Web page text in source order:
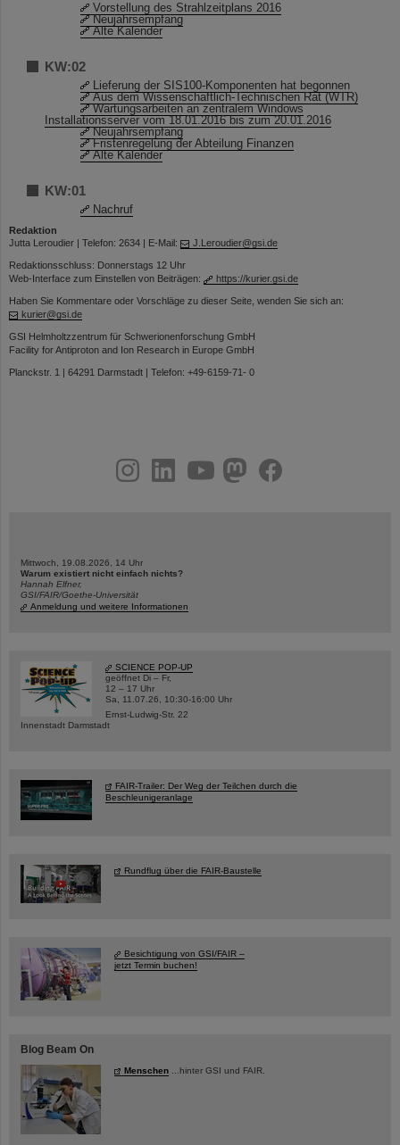
Vorstellung des Strahlzeitplans 2016
Neujahrsempfang
Alte Kalender
KW:02
Lieferung der SIS100-Komponenten hat begonnen
Aus dem Wissenschaftlich-Technischen Rat (WTR)
Wartungsarbeiten an zentralem Windows
Installationsserver vom 18.01.2016 bis zum 20.01.2016
Neujahrsempfang
Fristenregelung der Abteilung Finanzen
Alte Kalender
KW:01
Nachruf
Redaktion
Jutta Leroudier | Telefon: 2634 | E-Mail:
J.Leroudier@gsi.de
Redaktionsschluss: Donnerstags 12 Uhr
Web-Interface zum Einstellen von Beiträgen:
https://kurier.gsi.de
Haben Sie Kommentare oder Vorschläge zu dieser Seite, wenden Sie sich an:
kurier@gsi.de
GSI Helmholtzzentrum für Schwerionenforschung GmbH
Facility for Antiproton and Ion Research in Europe GmbH
Planckstr. 1 | 64291 Darmstadt | Telefon: +49-6159-71- 0
youtubehelmholtz.socialfacebook
Mittwoch, 19.08.2026, 14 Uhr
Warum existiert nicht einfach nichts?
Hannah Elfner,
GSI/FAIR/Goethe-Universität
Anmeldung und weitere Informationen
SCIENCE POP-UP
geöffnet Di – Fr,
12 – 17 Uhr
Sa, 11.07.26, 10:30-16:00 Uhr
Ernst-Ludwig-Str. 22
Innenstadt Darmstadt
FAIR-Trailer: Der Weg der Teilchen durch die
Beschleunigeranlage
Rundflug über die FAIR-Baustelle
Besichtigung von GSI/FAIR –
jetzt Termin buchen!
Blog Beam On
Menschen ...hinter GSI und FAIR.